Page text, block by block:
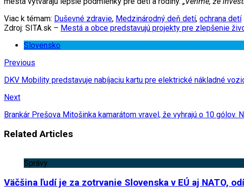
Viac k témam: Duševné zdravie, Medzinárodný deň detí, ochrana detí
Zdroj: SITA.sk – Mestá a obce predstavujú projekty pre zlepšenie
Slovensko
Previous
DKV Mobility predstavuje nabíjaciu kartu pre elektrické nákladné
Next
Brankár Prešova Mitošinka kamarátom vravel, že vyhrajú o 10 gólov.
Related Articles
Správy
Väčšina ľudí je za zotrvanie Slovenska v EÚ aj NATO,